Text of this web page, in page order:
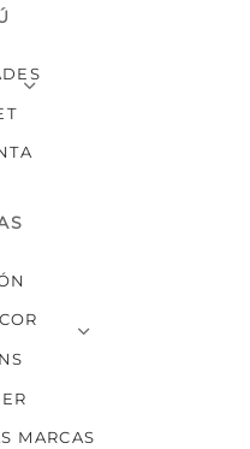
MARCAS